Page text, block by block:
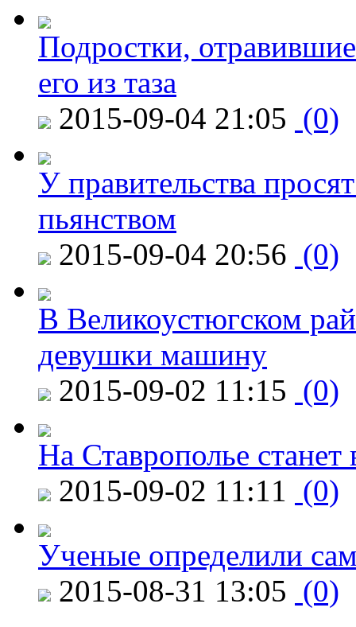
Подростки,
его из таза
2015-09-04 21:05 (0)
У правительства
пьянством
2015-09-04 20:56 (0)
В Великоустюгском
девушки машину
2015-09-02 11:15 (0)
На Ставрополье
2015-09-02 11:11 (0)
Ученые определили
2015-08-31 13:05 (0)